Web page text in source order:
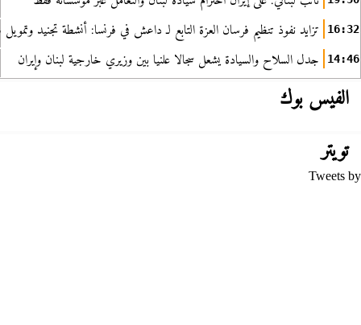
16:32 تزايد نفوذ تنظيم فرسان العزة التابع لـ داعش في فرنسا: أنشطة تجنيد
14:46 جدل السلاح والسيادة يشعل سجالا علنيا بين وزيري خارجية لبنان وإيران
الفيس بوك
تويتر
Tweets by